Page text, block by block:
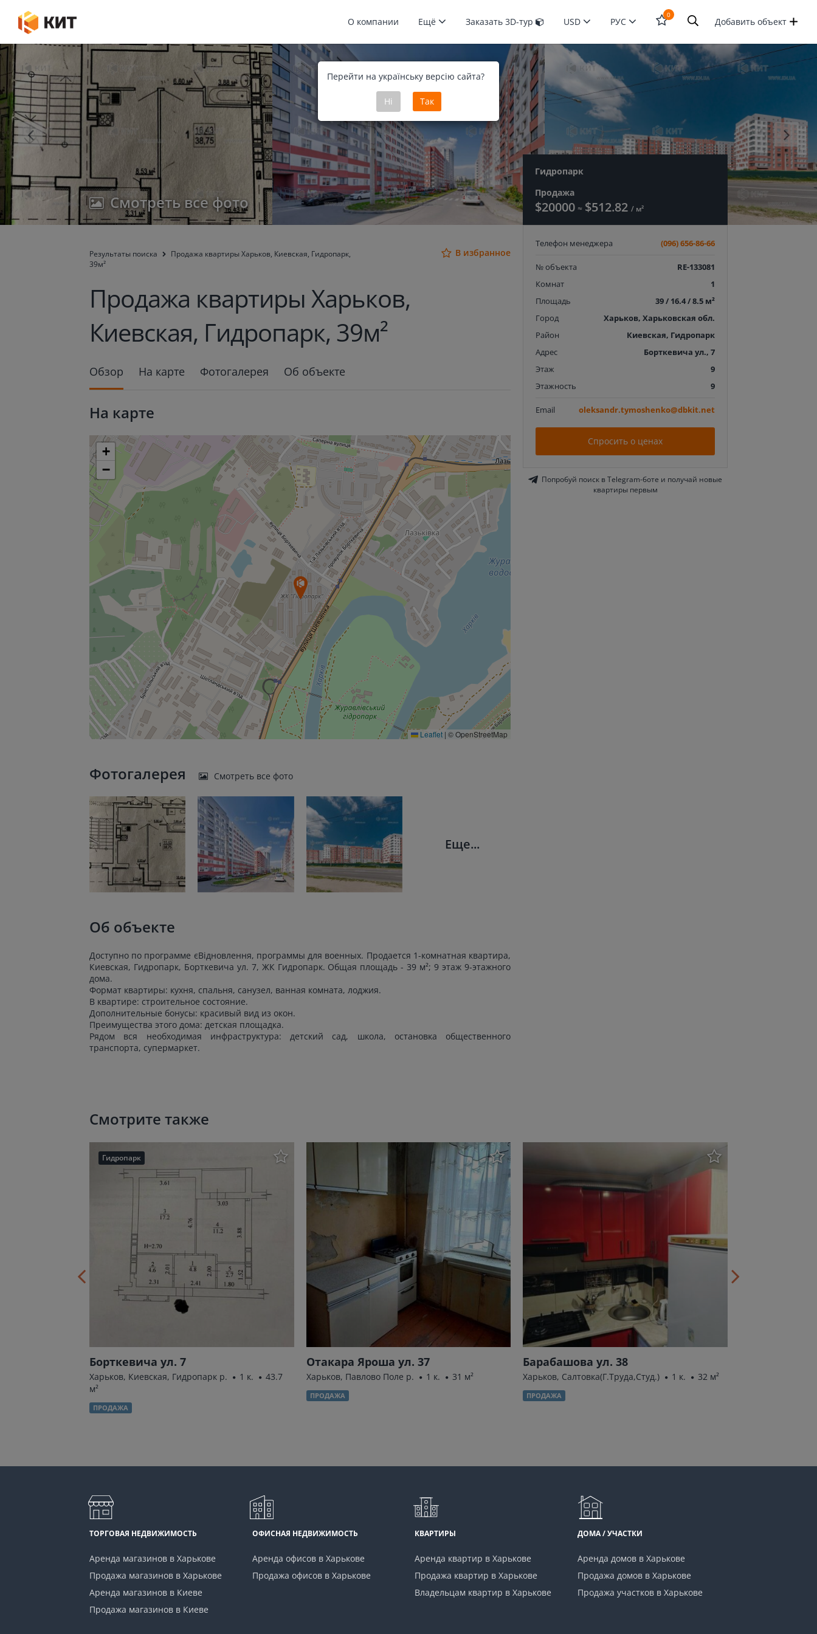
О компании Ещё Заказать 3D-тур USD РУС
0
Открыть
форму
Добавить объект
Перейти на українську версію сайта?
Ні Так
Смотреть все фото
Результаты поиска
Продажа квартиры Харьков, Киевская, Гидропарк,
39м²
В избранное
Продажа квартиры Харьков,
Киевская, Гидропарк, 39м²
Гидропарк
Продажа
$20000 ≈ $512.82/ м²
Телефон менеджера (096) 656-86-66
№ объекта
RE-133081
Комнат
1
Площадь
39 / 16.4 / 8.5 м²
Город
Харьков, Харьковская обл.
Район
Киевская, Гидропарк
Адрес
Борткевича ул., 7
Этаж
9
Этажность
9
Email oleksandr.tymoshenko@dbkit.net
Спросить о ценах
Попробуй поиск в Telegram-боте и получай новые
квартиры первым
Обзор На карте Фотогалерея Об объекте
На карте
+
−
Leaflet | © OpenStreetMap
Фотогалерея Смотреть все фото
Еще...
Об объекте
Доступно по программе єВідновлення, программы для военных. Продается 1-комнатная квартира,
Киевская, Гидропарк, Борткевича ул. 7, ЖК Гидропарк. Общая площадь - 39 м²; 9 этаж 9-этажного
дома.
Формат квартиры: кухня, спальня, санузел, ванная комната, лоджия.
В квартире: строительное состояние.
Дополнительные бонусы: красивый вид из окон.
Преимущества этого дома: детская площадка.
Рядом вся необходимая инфраструктура: детский сад, школа, остановка общественного
транспорта, супермаркет.
Смотрите также
Гидропарк
Борткевича ул. 7
Харьков, Киевская, Гидропарк р. 1 к.
43.7
м²
ПРОДАЖА
Отакара Яроша ул. 37
Харьков, Павлово Поле р. 1 к. 31 м²
ПРОДАЖА
Барабашова ул. 38
Харьков, Салтовка(Г.Труда,Студ.) 1 к. 32 м²
ПРОДАЖА
ТОРГОВАЯ НЕДВИЖИМОСТЬ
Аренда магазинов в Харькове
Продажа магазинов в Харькове
Аренда магазинов в Киеве
Продажа магазинов в Киеве
ОФИСНАЯ НЕДВИЖИМОСТЬ
Аренда офисов в Харькове
Продажа офисов в Харькове
КВАРТИРЫ
Аренда квартир в Харькове
Продажа квартир в Харькове
Владельцам квартир в Харькове
ДОМА / УЧАСТКИ
Аренда домов в Харькове
Продажа домов в Харькове
Продажа участков в Харькове